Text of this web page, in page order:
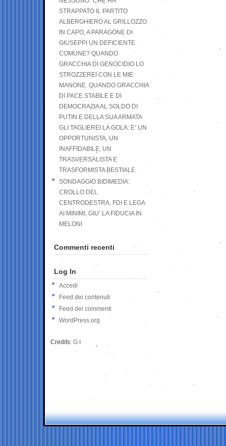
STRAPPATO IL PARTITO
ALBERGHIERO AL GRILLOZZO
IN CAPO, A PARAGONE DI
GIUSEPPI UN DEFICIENTE
COMUNE? QUANDO
GRACCHIA DI GENOCIDIO LO
STROZZEREI CON LE MIE
MANONE. QUANDO GRACCHIA
DI PACE STABILE E DI
DEMOCRAZIA AL SOLDO DI
PUTIN E DELLA SUA ARMATA
GLI TAGLIEREI LA GOLA: E’ UN
OPPORTUNISTA, UN
INAFFIDABILE, UN
TRASVERSALISTA E
TRASFORMISTA BESTIALE.
SONDAGGIO BIDIMEDIA:
CROLLO DEL
CENTRODESTRA, FDI E LEGA
AI MINIMI, GIU’ LA FIDUCIA IN
MELONI
Commenti recenti
Log In
Accedi
Feed dei contenuti
Feed dei commenti
WordPress.org
Credits: G.I